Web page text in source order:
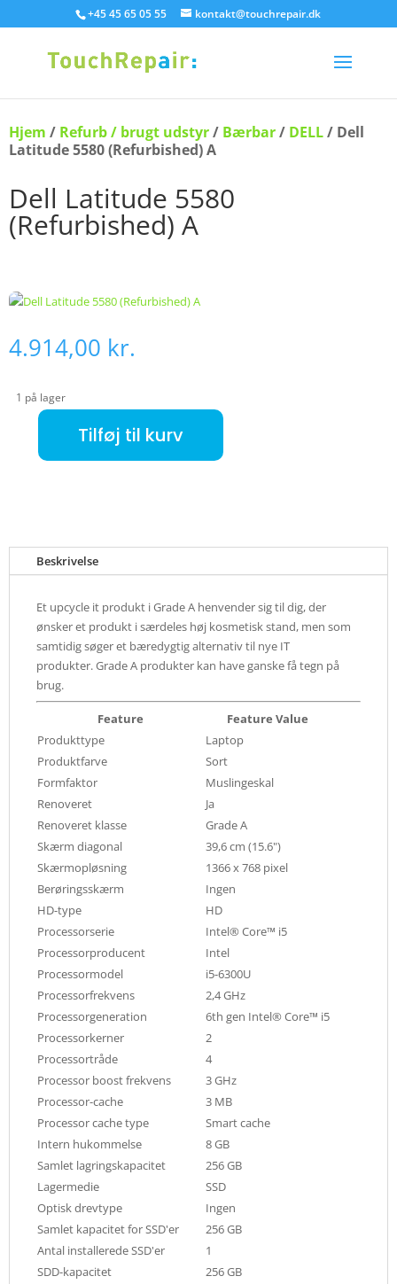
+45 45 65 05 55 kontakt@touchrepair.dk
Hjem / Refurb / brugt udstyr/ Bærbar/ DELL/ Dell
Latitude 5580 (Refurbished) A
Dell Latitude 5580
(Refurbished) A
4.914,00 kr.
1 på lager
Tilføj til kurv
Beskrivelse
Et upcycle it produkt i Grade A henvender sig til dig, der
ønsker et produkt i særdeles høj kosmetisk stand, men som
samtidig søger et bæredygtig alternativ til nye IT
produkter. Grade A produkter kan have ganske få tegn på
brug.
Feature
Feature Value
Produkttype
Laptop
Produktfarve
Sort
Formfaktor
Muslingeskal
Renoveret
Ja
Renoveret klasse
Grade A
Skærm diagonal
39,6 cm (15.6")
Skærmopløsning
1366 x 768 pixel
Berøringsskærm
Ingen
HD-type
HD
Processorserie
Intel® Core™ i5
Processorproducent
Intel
Processormodel
i5-6300U
Processorfrekvens
2,4 GHz
Processorgeneration
6th gen Intel® Core™ i5
Processorkerner
2
Processortråde
4
Processor boost frekvens
3 GHz
Processor-cache
3 MB
Processor cache type
Smart cache
Intern hukommelse
8 GB
Samlet lagringskapacitet
256 GB
Lagermedie
SSD
Optisk drevtype
Ingen
Samlet kapacitet for SSD'er
256 GB
Antal installerede SSD'er
1
SDD-kapacitet
256 GB